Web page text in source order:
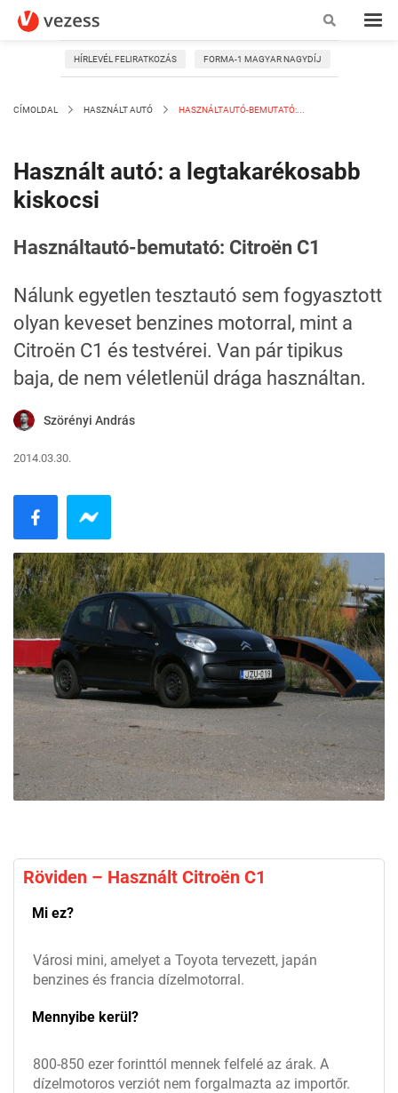
HÍRLEVÉL FELIRATKOZÁS FORMA-1 MAGYAR NAGYDÍJ
CÍMOLDAL HASZNÁLT AUTÓ HASZNÁLTAUTÓ-BEMUTATÓ:...
Használt autó: a legtakarékosabb
kiskocsi
Használtautó-bemutató: Citroën C1
Nálunk egyetlen tesztautó sem fogyasztott
olyan keveset benzines motorral, mint a
Citroën C1 és testvérei. Van pár tipikus
baja, de nem véletlenül drága használtan.
Szörényi András
2014.03.30.
Röviden – Használt Citroën C1
Mi ez?
Városi mini, amelyet a Toyota tervezett, japán
benzines és francia dízelmotorral.
Mennyibe kerül?
800-850 ezer forinttól mennek felfelé az árak. A
dízelmotoros verziót nem forgalmazta az importőr.